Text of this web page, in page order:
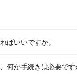
ばいいですか。
何か手続きは必要です